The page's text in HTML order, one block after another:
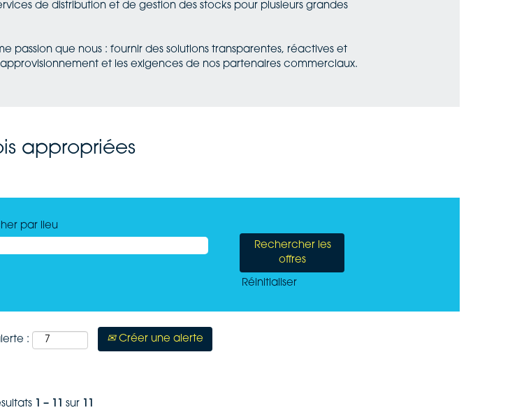
de distribution et de gestion des stocks pour plusieurs grandes
passion que nous : fournir des solutions transparentes, réactives et
et les exigences de nos partenaires commerciaux.
appropriées
par lieu
Réinitialiser
: Créer une alerte
1 – 11 sur 11